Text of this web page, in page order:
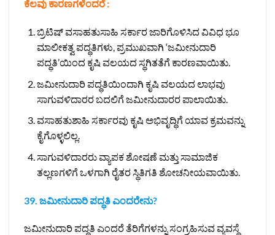
ಕೆಲವು ಕಾರಣಗಳೆಂದರೆ :
ಬ್ರಿಟಿಷ್ ವಸಾಹತುಸಾಹಿ ಸರ್ಕಾರ ಜಾರಿಗೊಳಿಸಿದ ವಿವಿಧ ಭೂ
ಮಾಲೀಕತ್ವ ಪದ್ಧತಿಗಳು, ಪ್ರಮುಖವಾಗಿ ‘ಜಮೀನುದಾರಿ
ಪದ್ಧತಿ’ಯಿಂದ ಕೃಷಿ ವಲಯದ ಸ್ಥಗಿತತೆಗೆ ಕಾರಣವಾಯಿತು.
ಜಮೀನುದಾರಿ ಪದ್ಧತಿಯಿಂದಾಗಿ ಕೃಷಿ ವಲಯದ ಲಾಭವು
ಸಾಗುವಳಿದಾರರ ಬದಲಿಗೆ ಜಮೀನುದಾರರ ಪಾಲಾಯಿತು.
ವಸಾಹತುಶಾಹಿ ಸರ್ಕಾರವು ಕೃಷಿ ಅಭಿವೃದ್ಧಿಗೆ ಯಾವ ಕ್ರಮವನ್ನು
ಕೈಗೊಳ್ಳಲಿಲ್ಲ.
ಸಾಗುವಳಿದಾರರು ವ್ಯಾಪಕ ಶೋಷಣೆ ಮತ್ತು ಸಾಮಾಜಿಕ
ತಲ್ಲಣಗಳಿಗೆ ಒಳಗಾಗಿ ರೈತರ ಸ್ಥಿತಿಗತಿ ಶೋಚನೀಯವಾಯಿತು.
39. ಜಮೀನುದಾರಿ ಪದ್ಧತಿ ಎಂದರೇನು?
ಜಮೀನುದಾರಿ ಪದ್ಧತಿ ಎಂದರೆ ತೆರಿಗೆಗಳನ್ನು ಸಂಗ್ರಹಿಸುವ ವ್ಯವಸ್ಥೆ